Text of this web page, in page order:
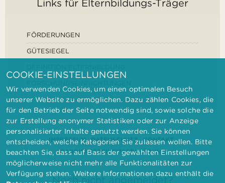
Links für Elternbildungs-Träger
FÖRDERUNGEN
GÜTESIEGEL
IMPRESSUM DATENSCHUTZ
KONTAKT
BARRIEREFREIHEITSERKLÄRUNG
Noch nicht angemeldet?
COOKIE-EINSTELLUNGEN
Wir verwenden Cookies, um einen optimalen Besuch
unserer Website zu ermöglichen. Dazu zählen Cookies, die
für den Betrieb der Seite notwendig sind, sowie solche die
zur Erstellung anonymer Statistiken oder zur Anzeige
personalisierter Inhalte genutzt werden. Sie können
entscheiden, welche Kategorien Sie zulassen wollen. Bitte
beachten Sie, dass auf Basis der gewählten Einstellungen
möglicherweise nicht mehr alle Funktionalitäten zur
Verfügung stehen. Weitere Informationen dazu enthält die